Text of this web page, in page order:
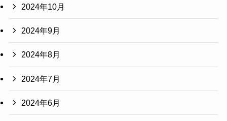
2024年10月
2024年9月
2024年8月
2024年7月
2024年6月